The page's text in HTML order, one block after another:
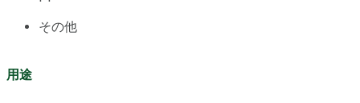
その他
用途